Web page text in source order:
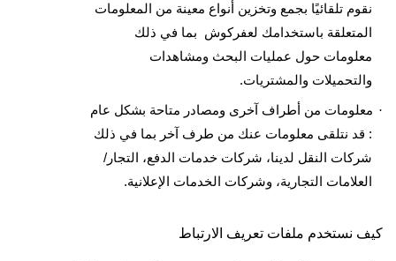
نقوم تلقائيًا بجمع وتخزين أنواع معينة من المعلومات
المتعلقة باستخدامك لعفركوش بما في ذلك
معلومات حول عمليات البحث ومشاهدات
والتحميلات والمشتريات.
· معلومات من أطراف آخرى ومصادر متاحة بشكل عام
: قد نتلقى معلومات عنك من طرف آخر بما في ذلك
شركات النقل لدينا، شركات خدمات الدفع، التجار/
العلامات التجارية، وشركات الخدمات الإعلانية.
كيف نستخدم ملفات تعريف الارتباط